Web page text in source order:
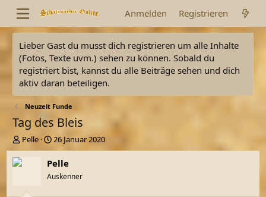
Anmelden Registrieren
Lieber Gast du musst dich registrieren um alle Inhalte
(Fotos, Texte uvm.) sehen zu können. Sobald du
registriert bist, kannst du alle Beiträge sehen und dich
aktiv daran beteiligen.
Neuzeit Funde
Tag des Bleis
E
r
s
Pelle
E
r
s
e
26 Januar 2020
Pelle
Auskenner